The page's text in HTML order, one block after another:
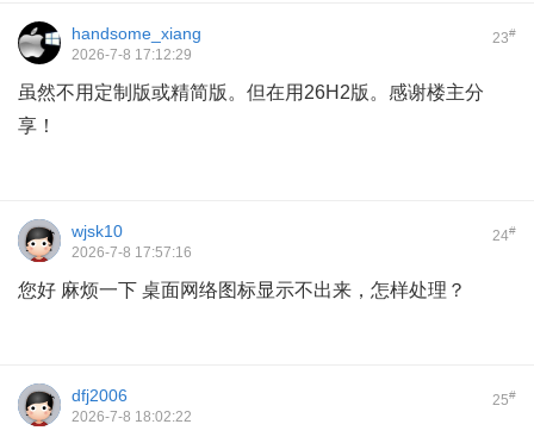
23#
handsome_xiang
2026-7-8 17:12:29
虽然不用定制版或精简版。但在用26H2版。感谢楼主分
享！
24#
wjsk10
2026-7-8 17:57:16
您好 麻烦一下 桌面网络图标显示不出来，怎样处理？
25#
dfj2006
2026-7-8 18:02:22